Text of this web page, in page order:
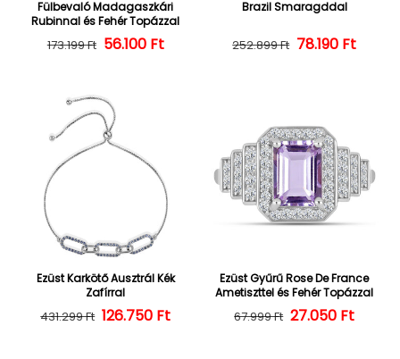
Fülbevaló Madagaszkári
Rubinnal és Fehér Topázzal
Normál ár
173.199 Ft Kedvezményes ár
56.100 Ft
Brazil Smaragddal
Normál ár
252.899 Ft 78.190 Ft
Ezüst Karkötő Ausztrál Kék
Zafírral
Normál ár
431.299 Ft Kedvezményes ár
126.750 Ft
Ezüst Gyűrű Rose De France
Ametiszttel és Fehér Topázzal
Normál ár
67.999 Ft 27.050 Ft